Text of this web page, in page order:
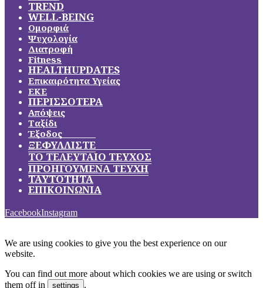
TREND
WELL-BEING
Ομορφιά
Ψυχολογία
Διατροφή
Fitness
HEALTHUPDATES
Επικαιρότητα Υγείας
ΕΚΕ
ΠΕΡΙΣΣΟΤΕΡΑ
Απόψεις
Ταξίδι
Έξοδος
ΞΕΦΥΛΛΙΣΤΕ
ΤΟ ΤΕΛΕΥΤΑΙΟ ΤΕΥΧΟΣ
ΠΡΟΗΓΟΥΜΕΝΑ ΤΕΥΧΗ
ΤΑΥΤΟΤΗΤΑ
ΕΠΙΚΟΙΝΩΝΙΑ
FacebookInstagram
We are using cookies to give you the best experience on our
website.
You can find out more about which cookies we are using or switch
them off in
settings .